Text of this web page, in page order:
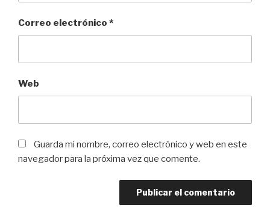
Correo electrónico *
Web
Guarda mi nombre, correo electrónico y web en este
navegador para la próxima vez que comente.